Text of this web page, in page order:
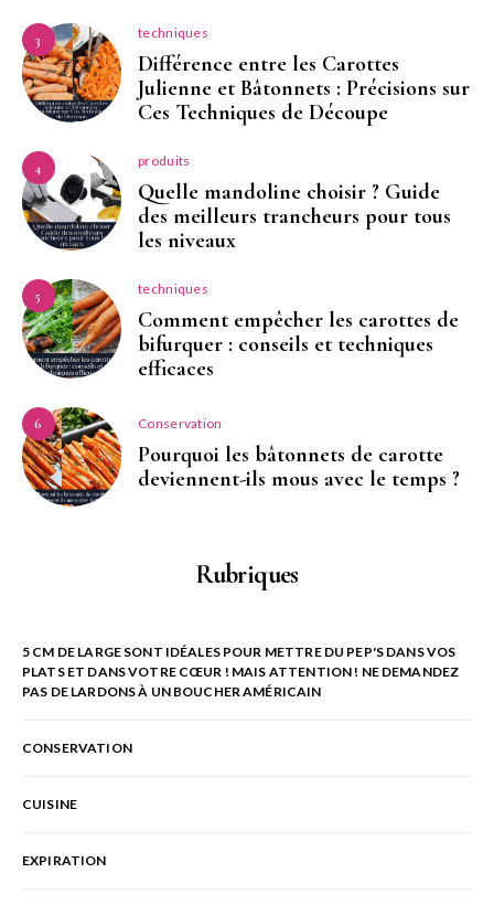
3 techniques
Différence entre les Carottes
Julienne et Bâtonnets : Précisions sur
Ces Techniques de Découpe
4 produits
Quelle mandoline choisir ? Guide
des meilleurs trancheurs pour tous
les niveaux
5 techniques
Comment empêcher les carottes de
bifurquer : conseils et techniques
efficaces
6 Conservation
Pourquoi les bâtonnets de carotte
deviennent-ils mous avec le temps ?
Rubriques
5 CM DE LARGE SONT IDÉALES POUR METTRE DU PEP'S DANS VOS
PLATS ET DANS VOTRE CŒUR ! MAIS ATTENTION ! NE DEMANDEZ
PAS DE LARDONS À UN BOUCHER AMÉRICAIN
CONSERVATION
CUISINE
EXPIRATION